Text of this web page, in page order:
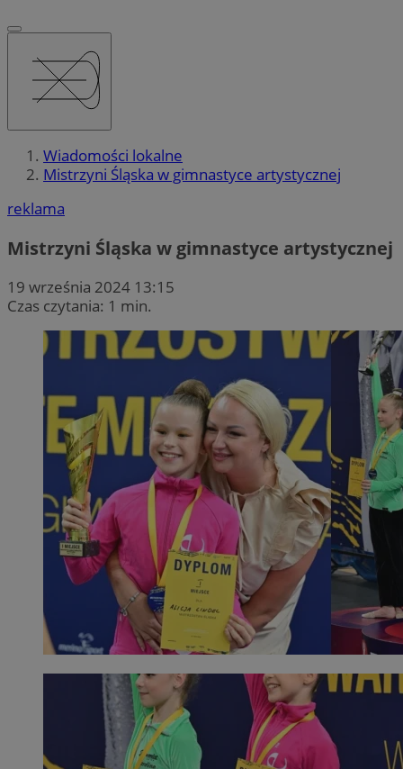
Wiadomości lokalne
Mistrzyni Śląska w gimnastyce artystycznej
reklama
Mistrzyni Śląska w gimnastyce artystycznej
19 września 2024 13:15
Czas czytania: 1 min.